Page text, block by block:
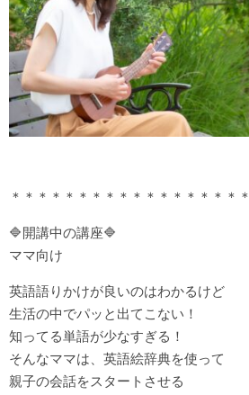
＊＊＊＊＊＊＊＊＊＊＊＊＊＊＊＊＊＊
🔷開講中の講座🔷
ママ向け
英語語りかけが良いのはわかるけど
生活の中でパッと出てこない！
知ってる単語が少なすぎる！
そんなママは、英語絵辞典を使って
親子の会話をスタートさせる